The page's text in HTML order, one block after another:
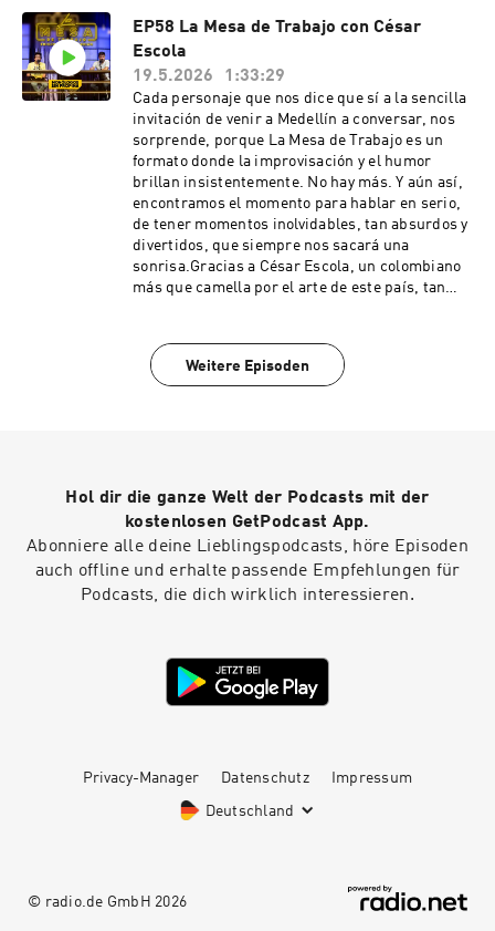
EP58 La Mesa de Trabajo con César
Escola
19.5.2026
1:33:29
Cada personaje que nos dice que sí a la sencilla
invitación de venir a Medellín a conversar, nos
sorprende, porque La Mesa de Trabajo es un
formato donde la improvisación y el humor
brillan insistentemente. No hay más. Y aún así,
encontramos el momento para hablar en serio,
de tener momentos inolvidables, tan absurdos y
divertidos, que siempre nos sacará una
sonrisa.Gracias a César Escola, un colombiano
más que camella por el arte de este país, tan
apoyado y reído de nuestras bobadas, les
agradecemos inmensamente. ¡Los queremos!
Weitere Episoden
Hol dir die ganze Welt der Podcasts mit der
kostenlosen GetPodcast App.
Abonniere alle deine Lieblingspodcasts, höre Episoden
auch offline und erhalte passende Empfehlungen für
Podcasts, die dich wirklich interessieren.
Privacy-Manager Datenschutz Impressum
Deutschland
© radio.de GmbH 2026